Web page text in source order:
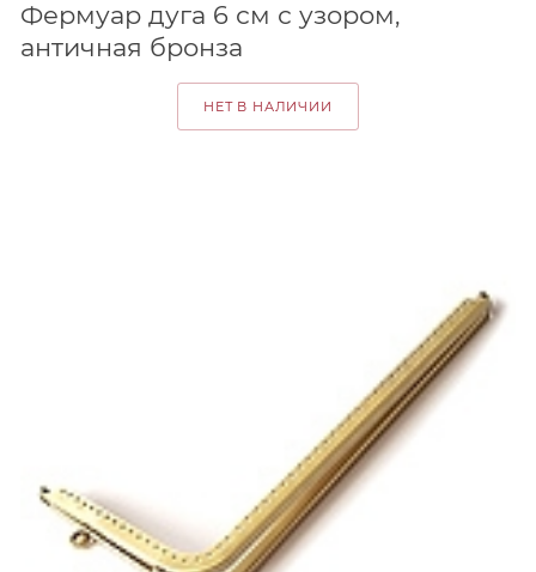
Фермуар дуга 6 см с узором,
античная бронза
НЕТ В НАЛИЧИИ